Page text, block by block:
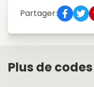
Partager:
Plus de